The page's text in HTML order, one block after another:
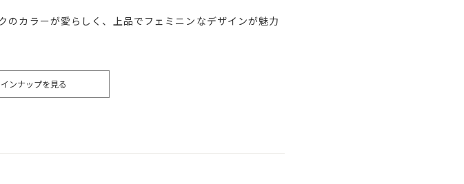
カラーが愛らしく、上品でフェミニンなデザインが魅力
ンナップを見る